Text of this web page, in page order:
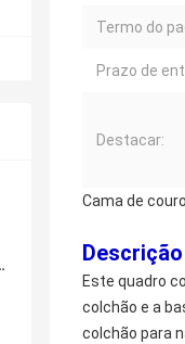
Termo do
Prazo de
Destacar:
Cama de
Este quadro
colchão e a
colchão para